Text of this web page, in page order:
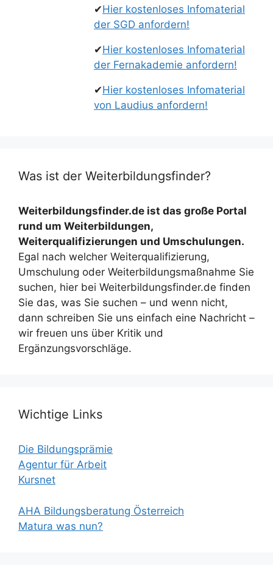
✔Hier kostenloses Infomaterial
der SGD anfordern!
✔Hier kostenloses Infomaterial
der Fernakademie anfordern!
✔Hier kostenloses Infomaterial
von Laudius anfordern!
Was ist der Weiterbildungsfinder?
Weiterbildungsfinder.de ist das große Portal
rund um Weiterbildungen,
Weiterqualifizierungen und Umschulungen.
Egal nach welcher Weiterqualifizierung,
Umschulung oder Weiterbildungsmaßnahme Sie
suchen, hier bei Weiterbildungsfinder.de finden
Sie das, was Sie suchen – und wenn nicht,
dann schreiben Sie uns einfach eine Nachricht –
wir freuen uns über Kritik und
Ergänzungsvorschläge.
Wichtige Links
Die Bildungsprämie
Agentur für Arbeit
Kursnet
AHA Bildungsberatung Österreich
Matura was nun?